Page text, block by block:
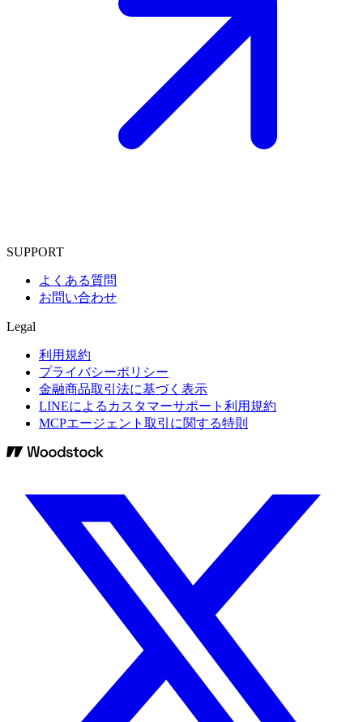
SUPPORT
よくある質問
お問い合わせ
Legal
利用規約
プライバシーポリシー
金融商品取引法に基づく表示
LINEによるカスタマーサポート利用規約
MCPエージェント取引に関する特則